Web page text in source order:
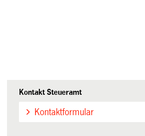
Kontakt Steueramt
Kontaktformular